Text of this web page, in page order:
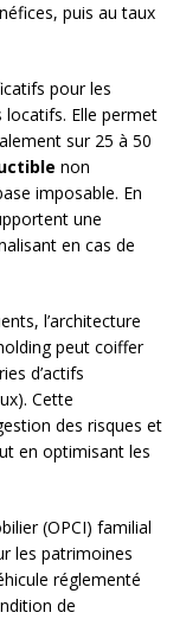
puis au taux
pour les
locatifs. Elle permet
sur 25 à 50
non
imposable. En
une
en cas de
l’architecture
peut coiffer
d’actifs
Cette
des risques et
en optimisant les
(OPCI) familial
les patrimoines
réglementé
de